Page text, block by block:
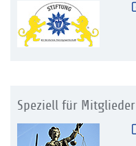
Speziell für Mitglieder